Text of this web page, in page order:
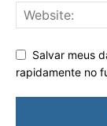
Salvar meus
rapidamente no